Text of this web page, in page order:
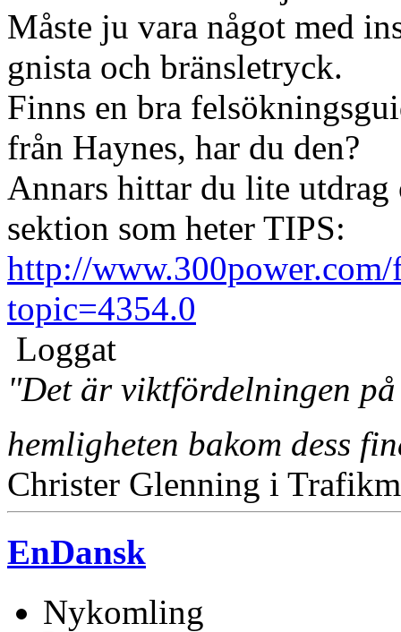
Måste ju vara något med
gnista och bränsletryck.
Finns en bra
från Haynes, har du den?
Annars hittar du lite
sektion som heter TIPS:
http://
topic=4354.0
Loggat
"Det är viktfördelningen
hemligheten bakom dess
Christer Glenning i
EnDansk
Nykomling